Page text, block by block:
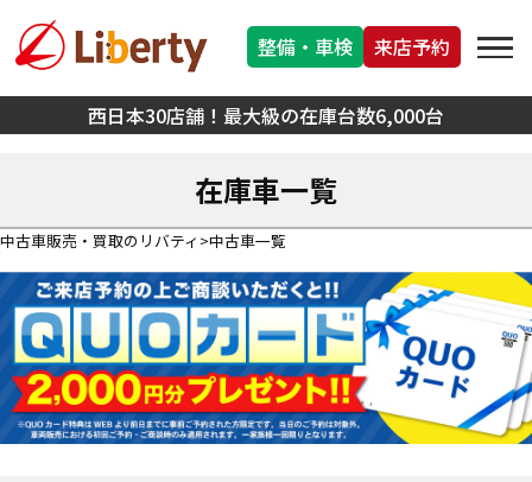
西日本30店舗！最大級の在庫台数6,000台
整備・車検 来店予約
在庫車一覧
中古車販売・買取のリバティ 中古車一覧